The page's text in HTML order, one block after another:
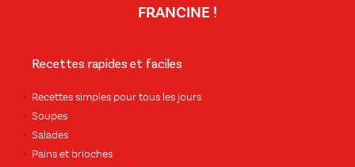
FRANCINE !
Recettes rapides et faciles
Recettes simples pour tous les jours
Soupes
Salades
Pains et brioches